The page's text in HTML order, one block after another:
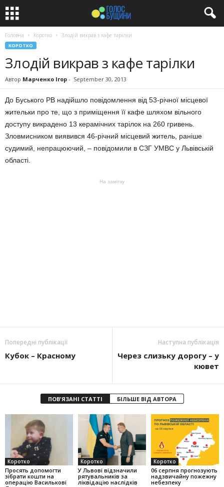
Головна Коротко Злодій викрав з кафе тарілки
КОРОТКО
Злодій викрав з кафе тарілки
Автор Марченко Ігор - September 30, 2013
До Буського РВ надійшло повідомлення від 53-річної місцевої
жительки про те, що з приміщення її кафе шляхом вільного
доступу викрадено 13 керамічних тарілок на 260 гривень.
Зловмисником виявився 46-річний місцевий житель, раніше
судимий, непрацюючий, – повідомили в СЗГ УМВС у Львівській
області.
На замітку
Попередні публікації
Кубок – Красному
Наступна публікація
Через слизьку дорогу – у
кювет
ПОВ'ЯЗАНІ СТАТТІ БІЛЬШЕ ВІД АВТОРА
Коротко
Просять допомогти
зібрати кошти на
операцію Василькові
Коротко
У Львові відзначили
рятувальників за
ліквідацію наслідків
Коротко
06 серпня прогнозують
надзвичайну пожежну
небезпеку